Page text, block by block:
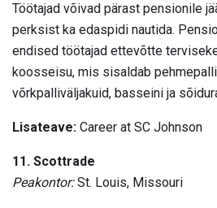
Töötajad võivad pärast pensionile
perksist ka edaspidi nautida.
endised töötajad ettevõtte
koosseisu, mis sisaldab
võrkpalliväljakuid, basseini ja
Lisateave: Career at SC Johnson
11. Scottrade
Peakontor:St. Louis, Missouri